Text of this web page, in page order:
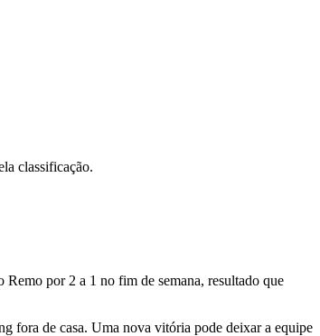
classificação.
por 2 a 1 no fim de semana, resultado que
fora de casa. Uma nova vitória pode deixar a equipe